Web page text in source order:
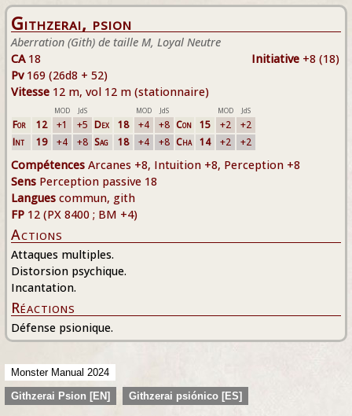
Githzerai, psion
Aberration (Gith) de taille M, Loyal Neutre
Initiative +8 (18)
CA18
Pv169 (26d8 + 52)
Vitesse 12 m, vol 12 m (stationnaire)
MOD JdS MOD JdS MOD JdS
For 12 +1 +5 Dex 18 +4 +8 Con 15 +2
+2
Int
19 +4 +8 Sag 18 +4 +8 Cha 14 +2 +2
Compétences Arcanes +8, Intuition +8, Perception +8
Sens Perception passive 18
Langues commun, gith
FP 12 (PX 8400 ; BM +4)
Actions
Attaques multiples.
Distorsion psychique.
Incantation.
Réactions
Défense psionique.
Monster Manual 2024
Githzerai Psion [EN]
Githzerai psiónico [ES]